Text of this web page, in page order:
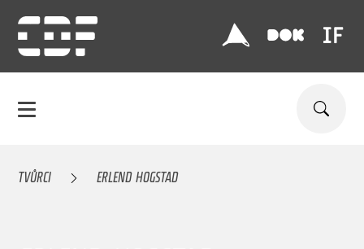
TVŮRCI ERLEND HOGSTAD